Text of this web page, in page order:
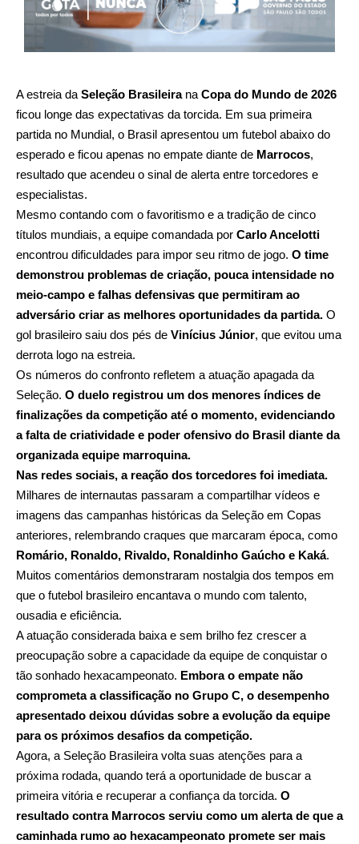
A estreia da Seleção Brasileirana Copa do Mundo de 2026
ficou longe das expectativas da torcida. Em sua primeira
partida no Mundial, o Brasil apresentou um futebol abaixo do
esperado e ficou apenas no empate diante de Marrocos,
resultado que acendeu o sinal de alerta entre torcedores e
especialistas.
Mesmo contando com o favoritismo e a tradição de cinco
títulos mundiais, a equipe comandada por Carlo Ancelotti
encontrou dificuldades para impor seu ritmo de jogo. O time
demonstrou problemas de criação, pouca intensidade no
meio-campo e falhas defensivas que permitiram ao
adversário criar as melhores oportunidades da partida. O
gol brasileiro saiu dos pés de Vinícius Júnior, que evitou uma
derrota logo na estreia.
Os números do confronto refletem a atuação apagada da
Seleção. O duelo registrou um dos menores índices de
finalizações da competição até o momento, evidenciando
a falta de criatividade e poder ofensivo do Brasil diante da
organizada equipe marroquina.
Nas redes sociais, a reação dos torcedores foi imediata.
Milhares de internautas passaram a compartilhar vídeos e
imagens das campanhas históricas da Seleção em Copas
anteriores, relembrando craques que marcaram época, como
Romário, Ronaldo, Rivaldo, Ronaldinho Gaúcho e Kaká.
Muitos comentários demonstraram nostalgia dos tempos em
que o futebol brasileiro encantava o mundo com talento,
ousadia e eficiência.
A atuação considerada baixa e sem brilho fez crescer a
preocupação sobre a capacidade da equipe de conquistar o
tão sonhado hexacampeonato. Embora o empate não
comprometa a classificação no Grupo C, o desempenho
apresentado deixou dúvidas sobre a evolução da equipe
para os próximos desafios da competição.
Agora, a Seleção Brasileira volta suas atenções para a
próxima rodada, quando terá a oportunidade de buscar a
primeira vitória e recuperar a confiança da torcida. O
resultado contra Marrocos serviu como um alerta de que a
caminhada rumo ao hexacampeonato promete ser mais